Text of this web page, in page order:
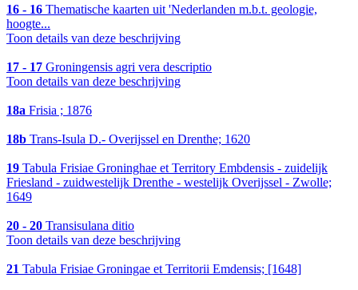
16 - 16 Thematische kaarten uit 'Nederlanden m.b.t. geologie,
hoogte...
Toon details van deze beschrijving
17 - 17 Groningensis agri vera descriptio
Toon details van deze beschrijving
18a Frisia ; 1876
18b Trans-Isula D.- Overijssel en Drenthe; 1620
19 Tabula Frisiae Groninghae et Territory Embdensis - zuidelijk
Friesland - zuidwestelijk Drenthe - westelijk Overijssel - Zwolle;
1649
20 - 20 Transisulana ditio
Toon details van deze beschrijving
21 Tabula Frisiae Groningae et Territorii Emdensis; [1648]